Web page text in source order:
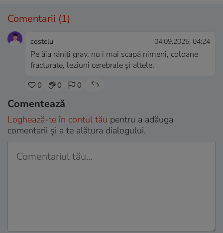
Comentarii (1)
costelu 04.09.2025, 04:24
Pe ăia răniți grav, nu i mai scapă nimeni, coloane
fracturate, leziuni cerebrale și altele.
0 0 0
Comentează
Loghează-te în contul tău pentru a adăuga
comentarii și a te alătura dialogului.